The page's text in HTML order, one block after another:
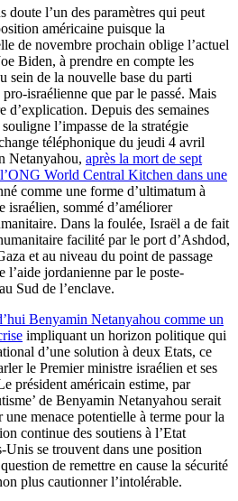
doute l’un des paramètres qui peut
américaine puisque la
de novembre prochain oblige l’actuel
Biden, à prendre en compte les
sein de la nouvelle base du parti
israélienne que par le passé. Mais
d’explication. Depuis des semaines
l’impasse de la stratégie
téléphonique du jeudi 4 avril
Netanyahou, après la mort de sept
World Central Kitchen dans une
comme une forme d’ultimatum à
israélien, sommé d’améliorer
Dans la foulée, Israël a de fait
facilité par le port d’Ashdod,
et au niveau du point de passage
l’aide jordanienne par le poste-
Sud de l’enclave.
Benyamin Netanyahou comme un
impliquant un horizon politique qui
d’une solution à deux Etats, ce
le Premier ministre israélien et ses
président américain estime, par
de Benyamin Netanyahou serait
une menace potentielle à terme pour la
continue des soutiens à l’Etat
Unis se trouvent dans une position
de remettre en cause la sécurité
plus cautionner l’intolérable.